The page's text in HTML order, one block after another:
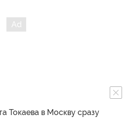
Токаева в Москву сразу